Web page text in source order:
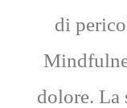
di
dolore. La